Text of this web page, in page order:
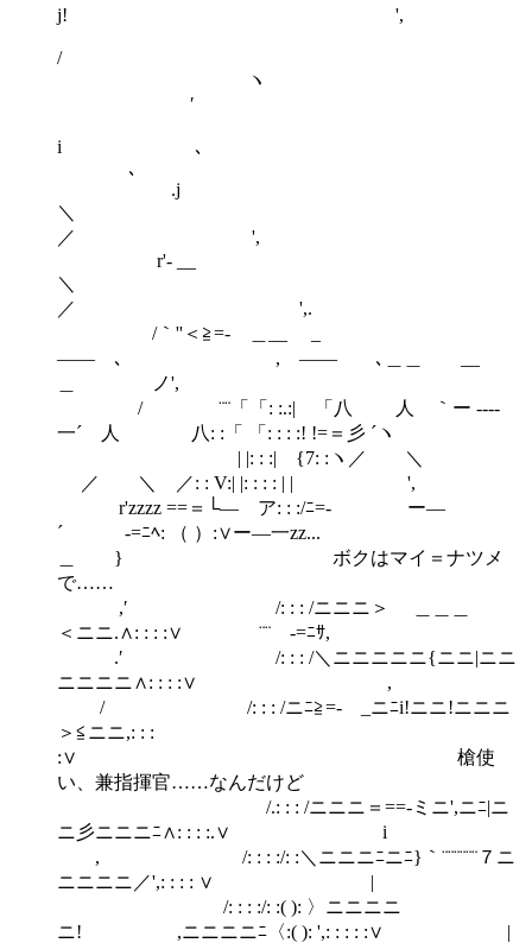
j! ',
ヽ
′
i
､
.j
＼
／ ',
r'- __
＼
／ ',.
/｀''＜≧=- ＿__ _
―― ､ , ―― ､＿＿ __
＿ ノ',
/ ¨¨「「: :.:| 「八 人 ｀ー ----
一´ 人 八: :「 「: : : :! !=＝彡 ´ヽ
| |: : :| {7: :ヽ／ ＼
／ ＼ ／: : V:| |: : : : | | ',
r'zzzz ==＝└― ア: : :/ﾆ=- ー―
´ -=ﾆﾍ: （ ）:∨ー―一zz...
＿ } ボクはマイ＝ナツメ
で……
,′ /: : : /ニニニ＞ ＿＿＿
＜ニニ.∧: : : :∨ ¨¨ -=ﾆｻ,
.′ /: : : /＼ニニニニニ{ニニ|ニニ
ニニニニ∧: : : :∨ ,
/ /: : : /ニﾆ≧=- _ニﾆi!ニニ!ニニニ
＞≦ニニ,: : :
:∨ 槍使
い、兼指揮官……なんだけど
/.: : : /ニニニ＝==-ミニ',ニﾆ|ニ
ニ彡ニニニﾆ∧: : : :.∨ i
, /: : : :/: :＼ニニニﾆニﾆ}｀¨¨¨¨¨¨７ニ
ニニニニ／',: : : : ∨ |
/: : : :/: :( ): 〉ニニニニ
ニ! ,ニニニニﾆ〈:( ): ',: : : : :∨ |